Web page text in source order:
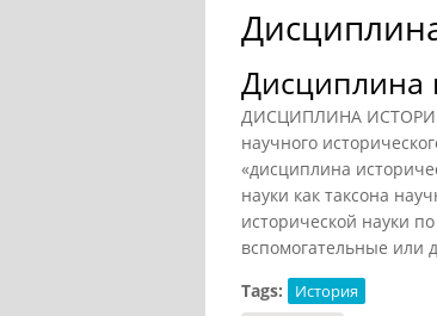
Дисциплина
ДИСЦИПЛИНА
научного
«дисциплина
науки как таксона
исторической науки
вспомогательные или
Tags:
История